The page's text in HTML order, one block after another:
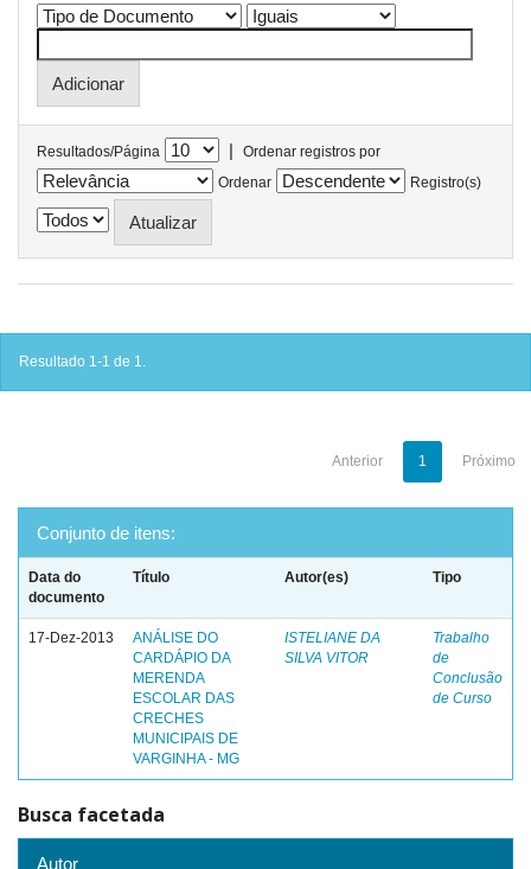
Resultados/Página |
Ordenar registros por
Ordenar
Registro(s)
Resultado 1-1 de 1.
Anterior 1 Próximo
Conjunto de itens:
Data do
documento
Título Autor(es) Tipo
17-Dez-2013
ANÁLISE DO
CARDÁPIO DA
MERENDA
ESCOLAR DAS
CRECHES
MUNICIPAIS DE
VARGINHA - MG
ISTELIANE DA
SILVA VITOR
Trabalho
de
Conclusão
de Curso
Busca facetada
Autor